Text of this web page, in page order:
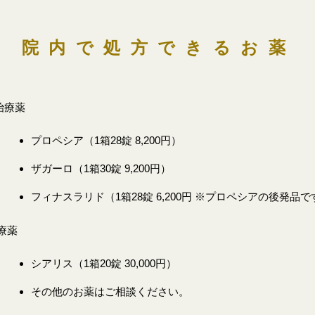
院内で処方できるお薬
療薬
プロペシア（1箱28錠 8,200円）
ザガーロ（1箱30錠 9,200円）
フィナスラリド（1箱28錠 6,200円 ※プロペシアの後発品で
薬
シアリス（1箱20錠 30,000円）
その他のお薬はご相談ください。